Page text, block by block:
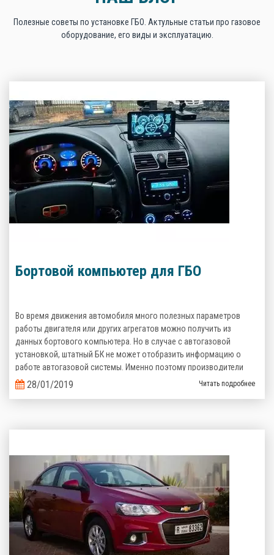
Полезные советы по установке ГБО. Актульные статьи про газовое
оборудование, его виды и эксплуатацию.
Бортовой компьютер для ГБО
Во время движения автомобиля много полезных параметров
работы двигателя или других агрегатов можно получить из
данных бортового компьютера. Но в случае с автогазовой
установкой, штатный БК не может отобразить информацию о
работе автогазовой системы. Именно поэтому производители
газобаллонного оборудования предлагают альтернативные
варианты.
28/01/2019 Читать подробнее